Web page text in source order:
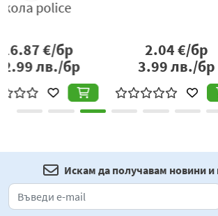
2.04
3.99лв./бр
7.82
Искам да получавам новини